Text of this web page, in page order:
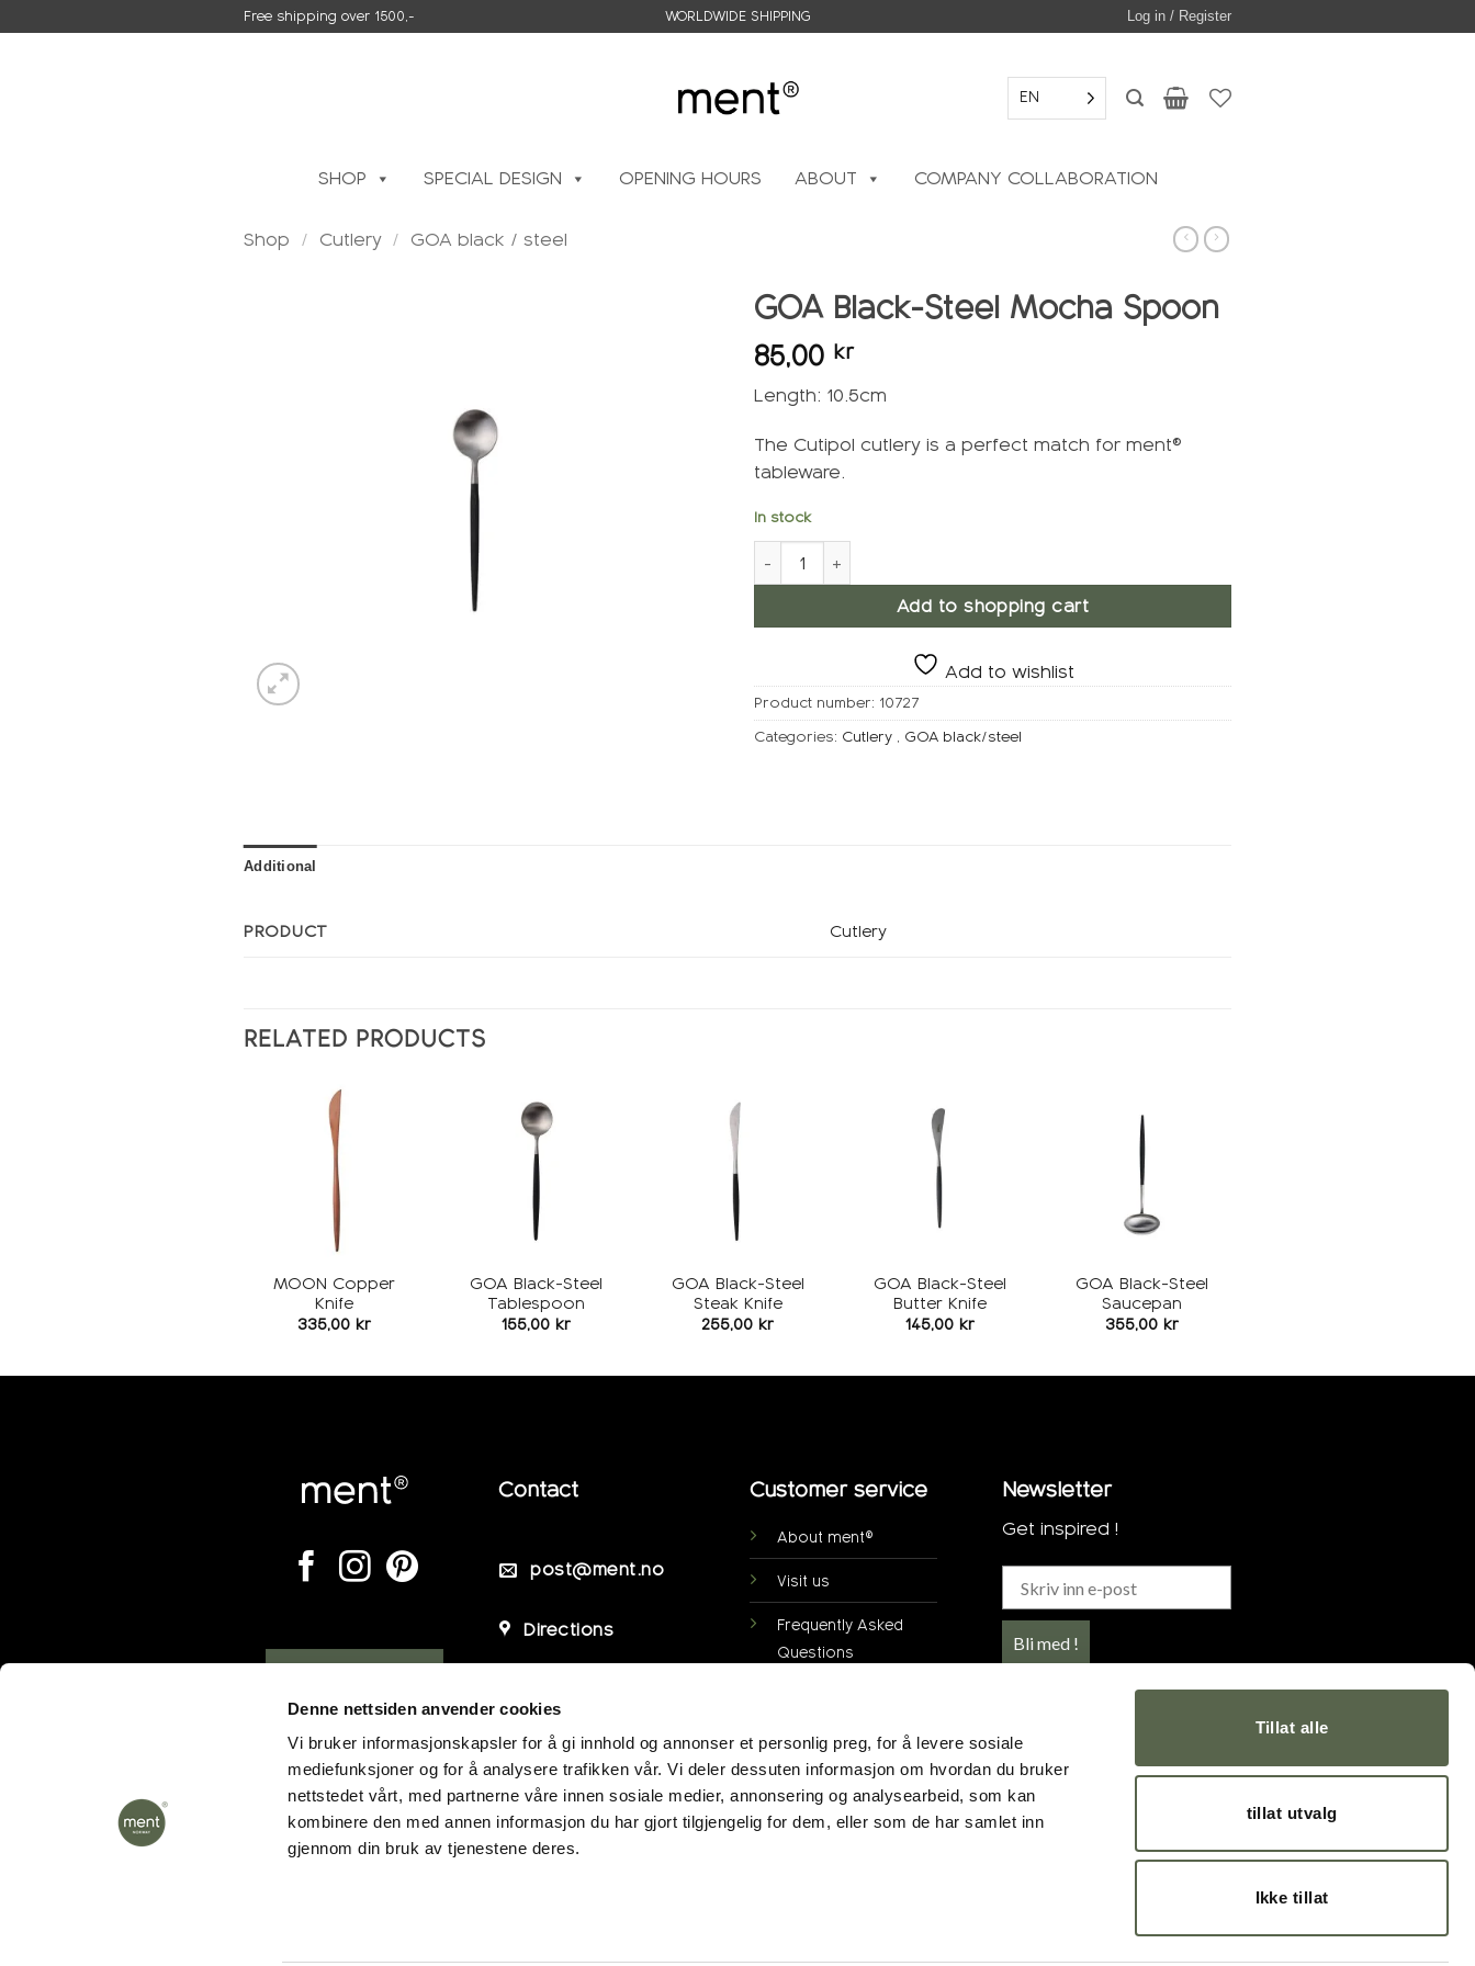
Denne nettsiden anvender cookies
Vi bruker informasjonskapsler for å gi innhold og annonser et personlig preg, for å levere sosiale
mediefunksjoner og for å analysere trafikken vår. Vi deler dessuten informasjon om hvordan du bruker
nettstedet vårt, med partnerne våre innen sosiale medier, annonsering og analysearbeid, som kan
kombinere den med annen informasjon du har gjort tilgjengelig for dem, eller som de har samlet inn
gjennom din bruk av tjenestene deres.
Tillat alle
tillat utvalg
Ikke tillat
to
Free shipping over 1500,- WORLDWIDE SHIPPING Log in / Register
EN
SHOP SPECIAL DESIGN OPENING HOURS ABOUT COMPANY COLLABORATION
Shop / Cutlery / GOA black / steel
GOA Black-Steel Mocha Spoon
85,00 kr
Length: 10.5cm
The Cutipol cutlery is a perfect match for ment®
tableware.
In stock
GOA Black-Steel Mocha Spoon quantity
Add to shopping cart
Add to wishlist
Product number: 10727
Categories: Cutlery , GOA black/steel
Additional
PRODUCT Cutlery
RELATED PRODUCTS
MOON Copper
Knife
335,00 kr
GOA Black-Steel
Tablespoon
155,00 kr
GOA Black-Steel
Steak Knife
255,00 kr
GOA Black-Steel
Butter Knife
145,00 kr
GOA Black-Steel
Saucepan
355,00 kr
Contact
post@ment.no
Directions
Customer service
About ment®
Visit us
Frequently Asked
Questions
My page
Terms of purchase
Newsletter
Get inspired !
Bli med !